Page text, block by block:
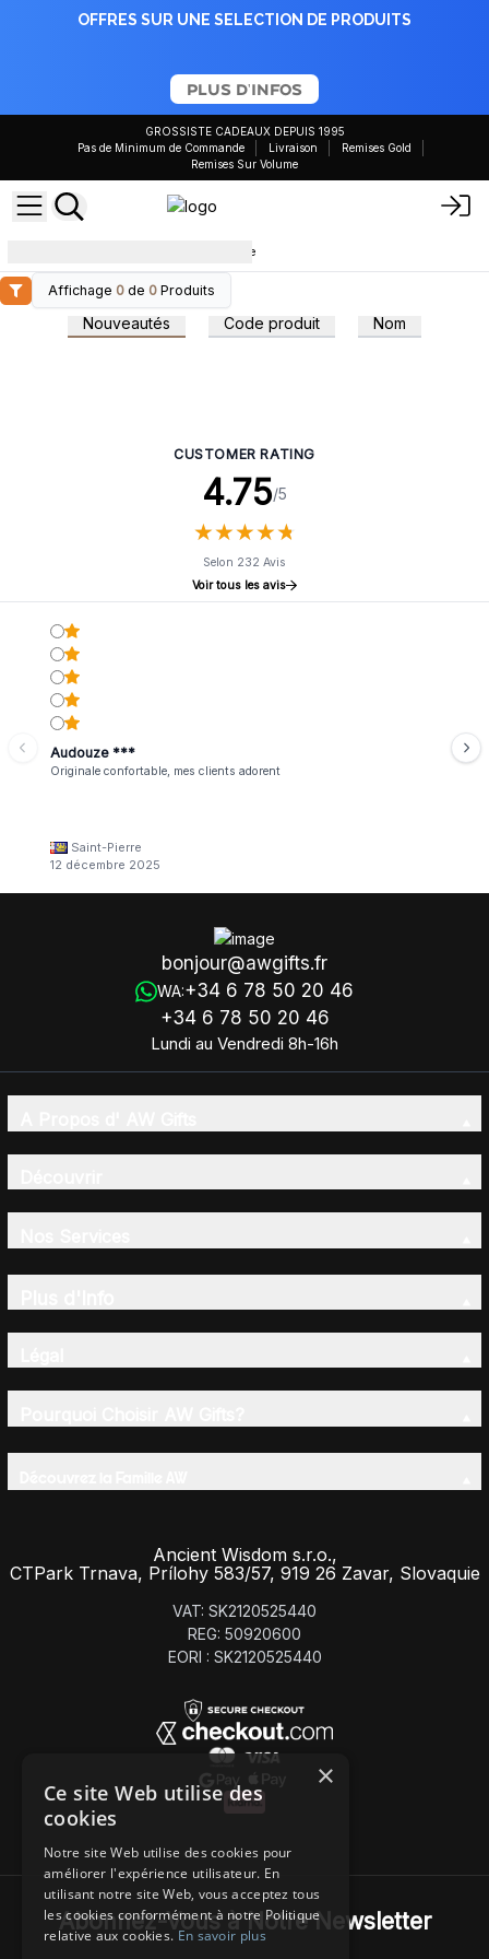
OFFRES SUR UNE SELECTION DE PRODUITS
PLUS D'INFOS
GROSSISTE CADEAUX DEPUIS 1995
Pas de Minimum de Commande
Livraison
Remises Gold
Remises Sur Volume
la science qui sous-tend le fumage
Affichage 0 de 0 Produits
Nouveautés Code produit Nom
CUSTOMER RATING
4.75/5
★★★★★
★★★★★
Selon 232 Avis
Voir tous les avis
Audouze ***
Originale confortable, mes clients adorent
Saint-Pierre
12 décembre 2025
bonjour@awgifts.fr
WA:+34 6 78 50 20 46
+34 6 78 50 20 46
Lundi au Vendredi 8h-16h
Ancient Wisdom s.r.o.,
CTPark Trnava, Prílohy 583/57, 919 26 Zavar, Slovaquie
VAT: SK2120525440
REG: 50920600
EORI : SK2120525440
Abonnez-Vous à Notre Newsletter
×
Ce site Web utilise des
cookies
Notre site Web utilise des cookies pour
améliorer l'expérience utilisateur. En
utilisant notre site Web, vous acceptez tous
les cookies conformément à notre Politique
relative aux cookies.En savoir plus